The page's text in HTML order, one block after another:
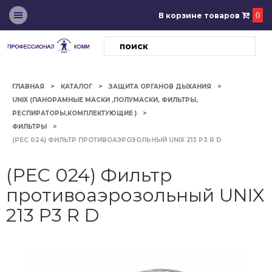
В корзине товаров 0
ГЛАВНАЯ КАТАЛОГ
ЗАЩИТА ОРГАНОВ ДЫХАНИЯ
UNIX (ПАНОРАМНЫЕ МАСКИ ,ПОЛУМАСКИ, ФИЛЬТРЫ,
РЕСПИРАТОРЫ,КОМПЛЕКТУЮЩИЕ )
ФИЛЬТРЫ
(РЕС 024) ФИЛЬТР ПРОТИВОАЭРОЗОЛЬНЫЙ UNIX 213 P3 R D
(РЕС 024) Фильтр
противоаэрозольный UNIX
213 P3 R D